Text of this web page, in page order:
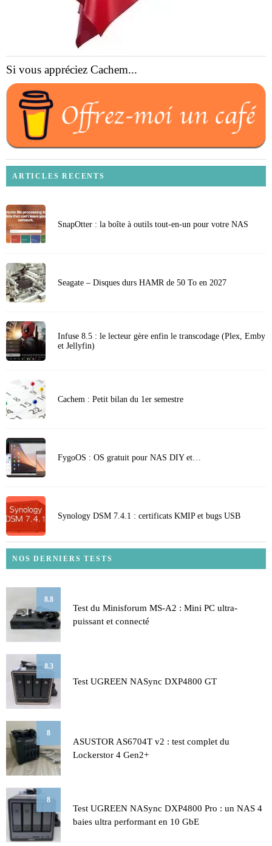
Si vous appréciez Cachem...
ARTICLES RECENTS
SnapOtter : la boîte à outils tout-en-un pour votre NAS
Seagate – Disques durs HAMR de 50 To en 2027
Infuse 8.5 : le lecteur gère enfin le transcodage (Plex, Emby
et Jellyfin)
Cachem : Petit bilan du 1er semestre
FygoOS : OS gratuit pour NAS DIY et…
Synology DSM 7.4.1 : certificats KMIP et bugs USB
NOS DERNIERS TESTS
8.8
Test du Minisforum MS-A2 : Mini PC ultra-
puissant et connecté
8.3
Test UGREEN NASync DXP4800 GT
8
ASUSTOR AS6704T v2 : test complet du
Lockerstor 4 Gen2+
8
Test UGREEN NASync DXP4800 Pro : un NAS 4
baies ultra performant en 10 GbE